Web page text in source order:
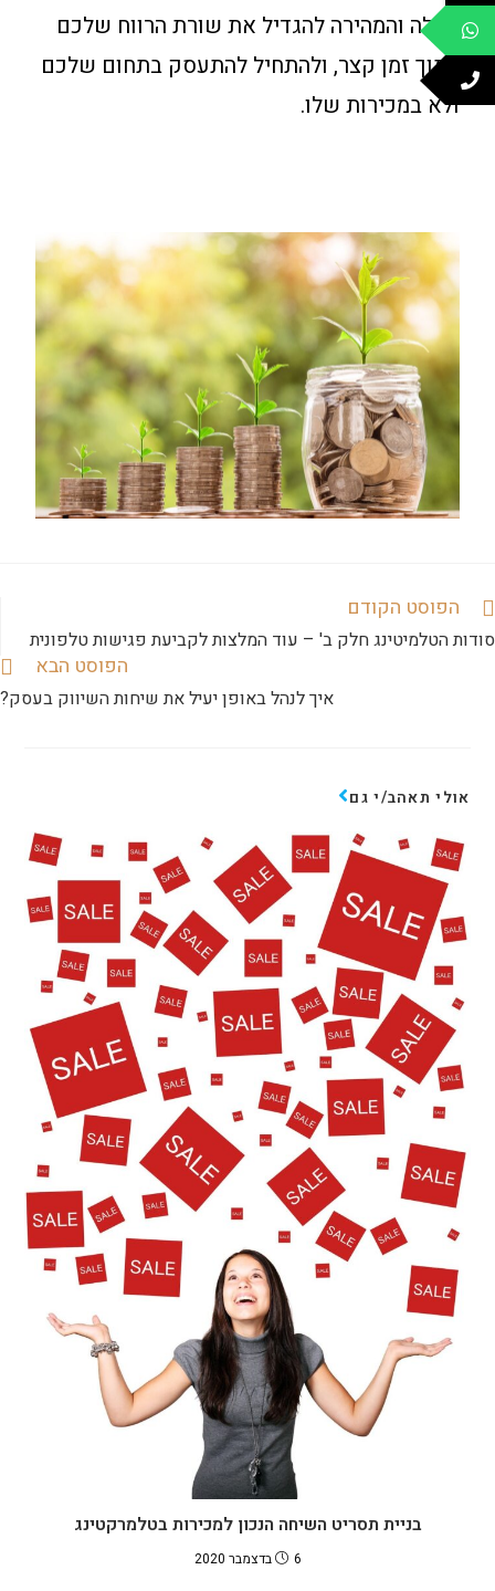
הקלה והמהירה להגדיל את שורת הרווח שלכם
בתוך זמן קצר, ולהתחיל להתעסק בתחום שלכם
ולא במכירות שלו.
הפוסט הקודם
סודות הטלמיטינג חלק ב' – עוד המלצות לקביעת פגישות טלפונית
הפוסט הבא
איך לנהל באופן יעיל את שיחות השיווק בעסק?
אולי תאהב/י גם
בניית תסריט השיחה הנכון למכירות בטלמרקטינג
6 בדצמבר 2020